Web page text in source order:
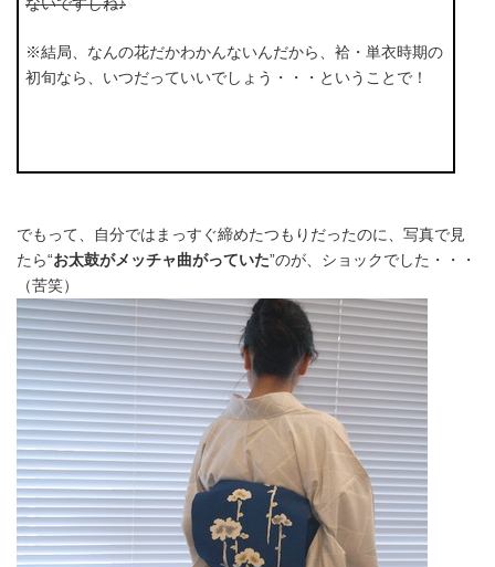
ないですしね♪
※結局、なんの花だかわかんないんだから、袷・単衣時期の
初旬なら、いつだっていいでしょう・・・ということで！
でもって、自分ではまっすぐ締めたつもりだったのに、写真で見
たら“お太鼓がメッチャ曲がっていた”のが、ショックでした・・・
（苦笑）